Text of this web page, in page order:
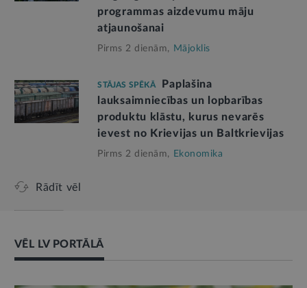
programmas aizdevumu māju
atjaunošanai
Pirms 2 dienām, Mājoklis
STĀJAS SPĒKĀ
Paplašina
lauksaimniecības un lopbarības
produktu klāstu, kurus nevarēs
ievest no Krievijas un Baltkrievijas
Pirms 2 dienām, Ekonomika
Rādīt vēl
VĒL LV PORTĀLĀ